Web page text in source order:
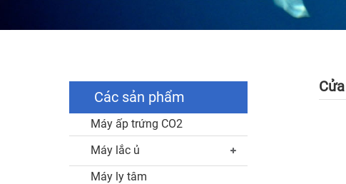
Các sản phẩm
Máy ấp trứng CO2
Máy lắc ủ
Máy ly tâm